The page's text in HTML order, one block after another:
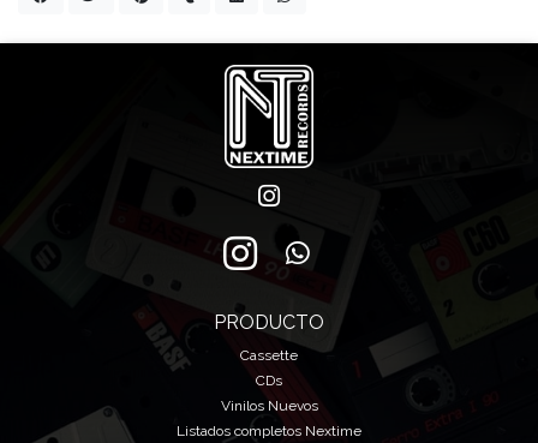
PRODUCTO
Cassette
CDs
Vinilos Nuevos
Listados completos Nextime